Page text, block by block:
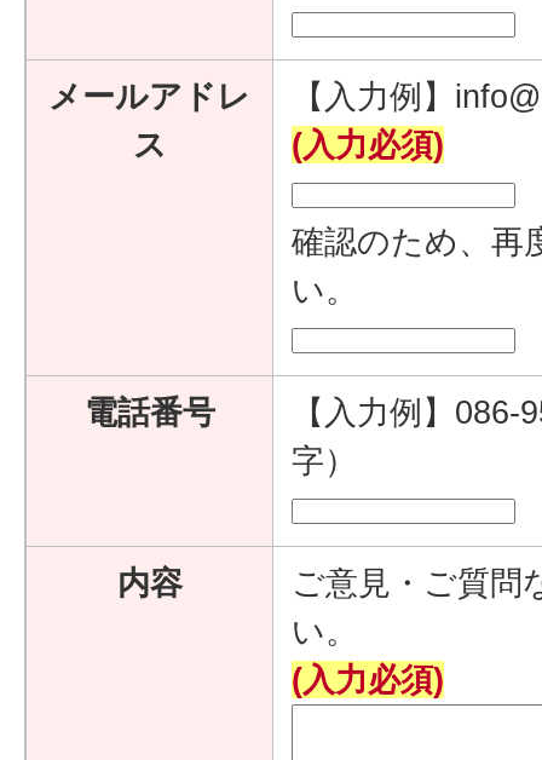
メールアドレ
ス
【入力例】
(入力必須)
確認のため、再
い。
電話番号
【入力例】
字）
内容
ご意見・ご質問
い。
(入力必須)